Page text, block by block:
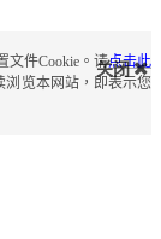
文件Cookie。请点击此
浏览本网站，即表示您
关闭